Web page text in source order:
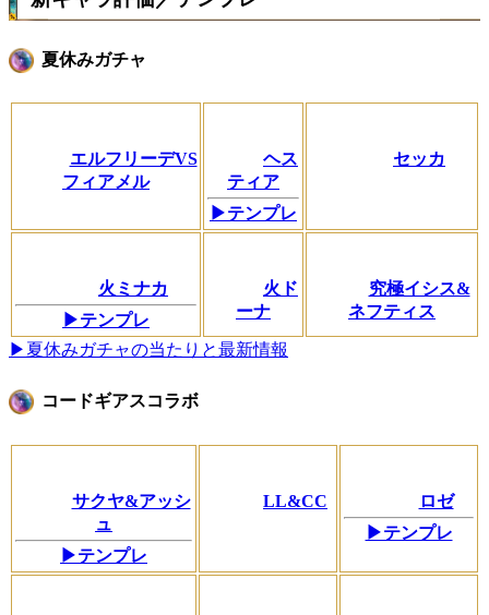
夏休みガチャ
エルフリーデVS
フィアメル
ヘス
ティア
▶テンプレ
セッカ
火ミナカ
▶テンプレ
火ド
ーナ
究極イシス&
ネフティス
▶夏休みガチャの当たりと最新情報
コードギアスコラボ
サクヤ&アッシ
ュ
▶テンプレ
LL&CC
ロゼ
▶テンプレ